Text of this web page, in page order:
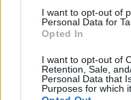
I want to opt-out of
Personal Data for
Opted In
I want to opt-out of
Retention, Sale,
Personal Data that
Purposes for which
Leijonat